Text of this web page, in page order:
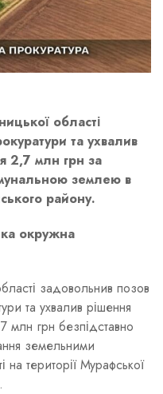
області
та ухвалив
2,7 млн грн за
землею в
району.
окружна
задовольнив позов
та ухвалив рішення
млн грн безпідставно
земельними
на території Мурафської